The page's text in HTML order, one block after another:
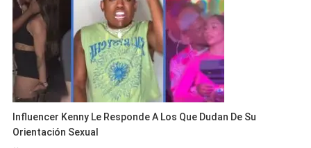
Influencer Kenny Le Responde A Los Que Dudan De Su
Orientación Sexual